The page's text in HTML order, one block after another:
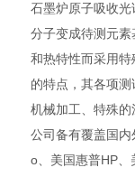
石墨炉原子吸收
分子变成待测元
和热特性而采用
的特点，其各项
机械加工、特殊
公司备有覆盖国
o 、美国惠普HP